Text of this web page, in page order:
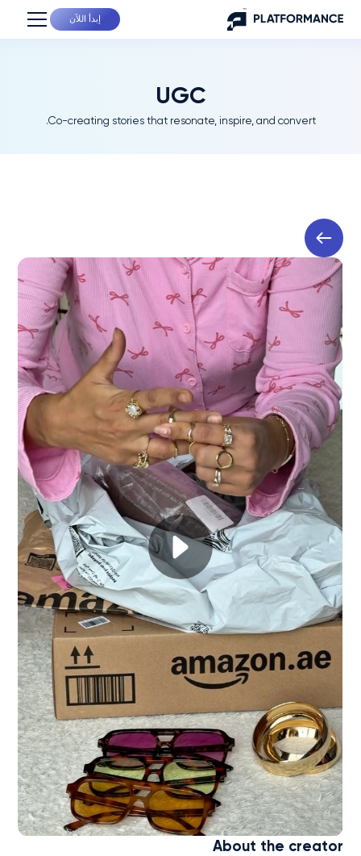
إبدأ اللآن
UGC
Co-creating stories that resonate, inspire, and convert.
About the creator